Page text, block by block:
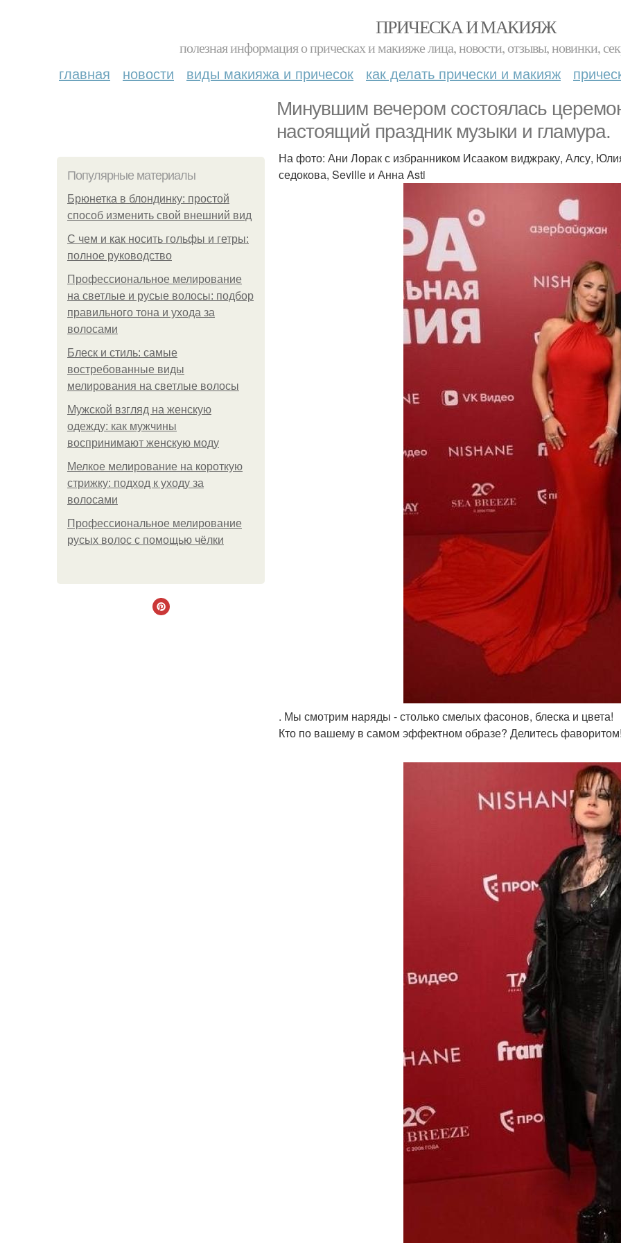
ПРИЧЕСКА И МАКИЯЖ
полезная информация о прическах и макияже лица, новости, отзывы, новинки,
главная новости виды макияжа и причесок как делать прически и макияж
Минувшим вечером состоялась
настоящий праздник музыки и гламура.
Популярные материалы
Брюнетка в блондинку: простой
способ изменить свой внешний вид
С чем и как носить гольфы и гетры:
полное руководство
Профессиональное мелирование
на светлые и русые волосы: подбор
правильного тона и ухода за
волосами
Блеск и стиль: самые
востребованные виды
мелирования на светлые волосы
Мужской взгляд на женскую
одежду: как мужчины
воспринимают женскую моду
Мелкое мелирование на короткую
стрижку: подход к уходу за
волосами
Профессиональное мелирование
русых волос с помощью чёлки
На фото: Ани Лорак с избранником Исааком виджраку, Алсу,
седокова, Seville и Анна Asti
. Мы смотрим наряды - столько смелых фасонов, блеска и цвета!
Кто по вашему в самом эффектном образе? Делитесь